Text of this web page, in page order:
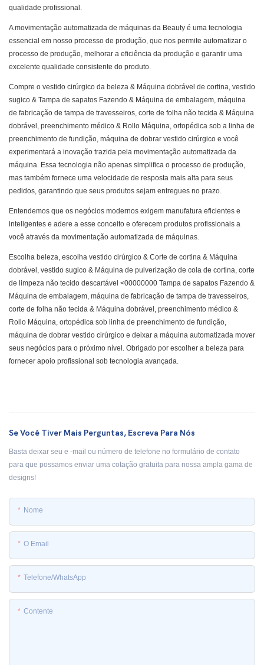
qualidade profissional.
A movimentação automatizada de máquinas da Beauty é uma tecnologia
essencial em nosso processo de produção, que nos permite automatizar o
processo de produção, melhorar a eficiência da produção e garantir uma
excelente qualidade consistente do produto.
Compre o vestido cirúrgico da beleza & Máquina dobrável de cortina, vestido
sugico & Tampa de sapatos Fazendo & Máquina de embalagem, máquina
de fabricação de tampa de travesseiros, corte de folha não tecida & Máquina
dobrável, preenchimento médico & Rollo Máquina, ortopédica sob a linha de
preenchimento de fundição, máquina de dobrar vestido cirúrgico e você
experimentará a inovação trazida pela movimentação automatizada da
máquina. Essa tecnologia não apenas simplifica o processo de produção,
mas também fornece uma velocidade de resposta mais alta para seus
pedidos, garantindo que seus produtos sejam entregues no prazo.
Entendemos que os negócios modernos exigem manufatura eficientes e
inteligentes e adere a esse conceito e oferecem produtos profissionais a
você através da movimentação automatizada de máquinas.
Escolha beleza, escolha vestido cirúrgico & Corte de cortina & Máquina
dobrável, vestido sugico & Máquina de pulverização de cola de cortina, corte
de limpeza não tecido descartável <00000000 Tampa de sapatos Fazendo &
Máquina de embalagem, máquina de fabricação de tampa de travesseiros,
corte de folha não tecida & Máquina dobrável, preenchimento médico &
Rollo Máquina, ortopédica sob linha de preenchimento de fundição,
máquina de dobrar vestido cirúrgico e deixar a máquina automatizada mover
seus negócios para o próximo nível. Obrigado por escolher a beleza para
fornecer apoio profissional sob tecnologia avançada.
Se Você Tiver Mais Perguntas, Escreva Para Nós
Basta deixar seu e -mail ou número de telefone no formulário de contato
para que possamos enviar uma cotação gratuita para nossa ampla gama de
designs!
Nome
O Email
Telefone/whatsApp
Contente